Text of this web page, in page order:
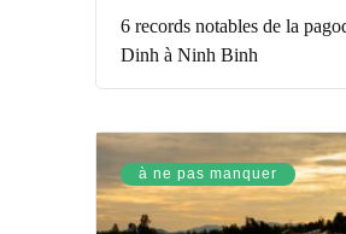
6 records notables de la
Dinh à Ninh Binh
à ne pas manquer